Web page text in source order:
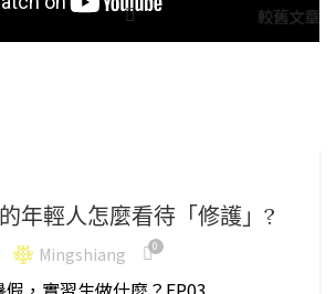
較舊文章
年輕人怎麼看待「修護」?
Mingshiang 0